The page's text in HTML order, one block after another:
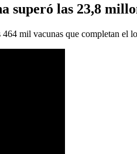
superó las 23,8
mil vacunas que completan el